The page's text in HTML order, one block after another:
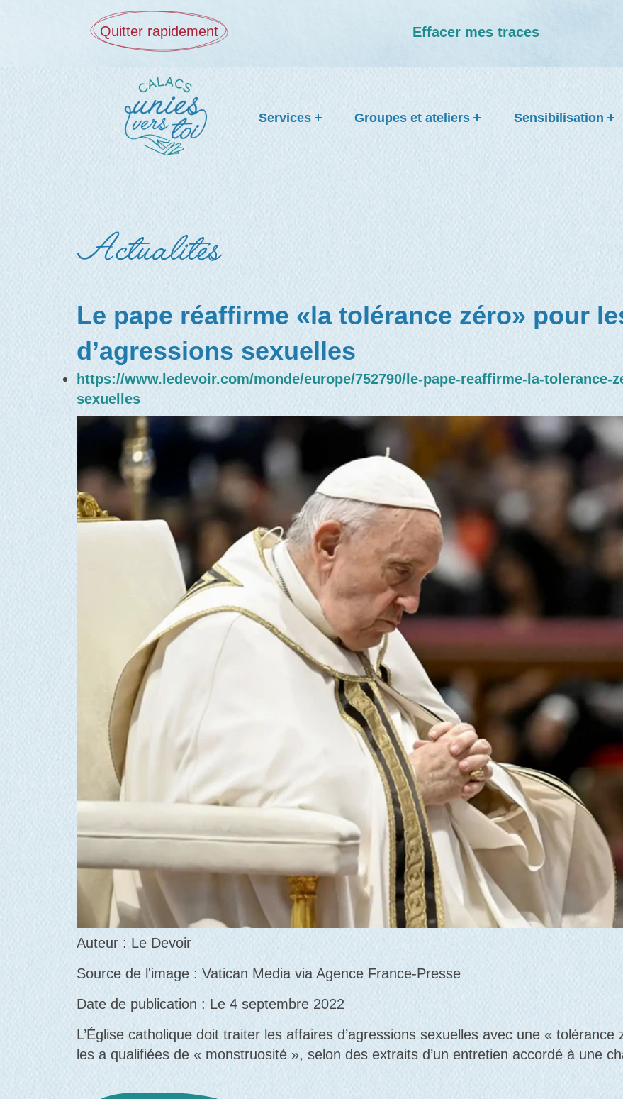
Quitter rapidement Effacer mes traces
Services Groupes et ateliers Sensibilisation
Actualités
Le pape réaffirme «la tolérance zéro» pour
d’agressions sexuelles
https://www.ledevoir.com/monde/europe/752790/le-pape-reaffirme-la-tolerance-
sexuelles
Auteur : Le Devoir
Source de l'image : Vatican Media via Agence France-Presse
Date de publication : Le 4 septembre 2022
L’Église catholique doit traiter les affaires d’agressions sexuelles avec une «
les a qualifiées de « monstruosité », selon des extraits d’un entretien accordé à une